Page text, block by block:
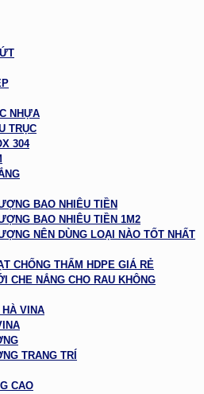
NHỰA
TRỤC
304
BAO NHIÊU TIỀN
BAO NHIÊU TIỀN 1M2
NÊN DÙNG LOẠI NÀO TỐT NHẤT
CHỐNG THẤM HDPE GIÁ RẺ
CHE NẮNG CHO RAU KHÔNG
HÀ VINA
TRANG TRÍ
CAO